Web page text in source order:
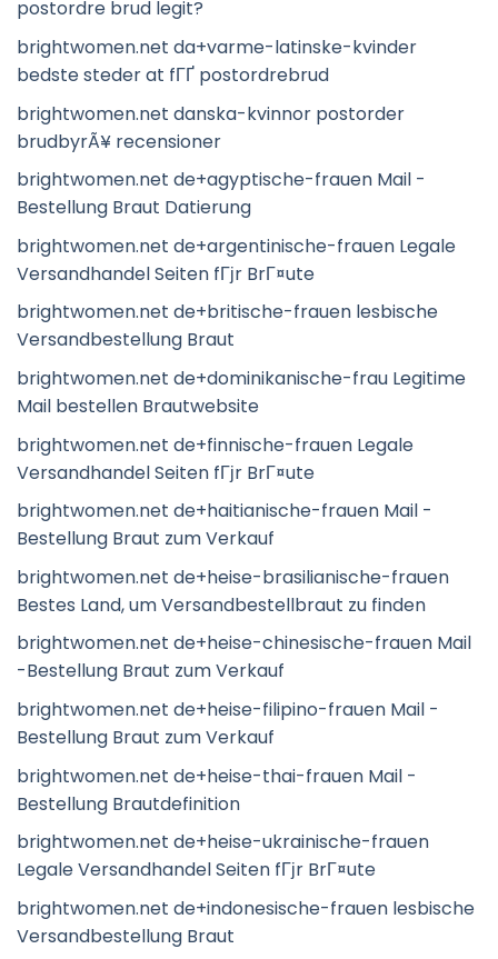
postordre brud legit?
brightwomen.net da+varme-latinske-kvinder
bedste steder at fГҐ postordrebrud
brightwomen.net danska-kvinnor postorder
brudbyrÃ¥ recensioner
brightwomen.net de+agyptische-frauen Mail -
Bestellung Braut Datierung
brightwomen.net de+argentinische-frauen Legale
Versandhandel Seiten fГјr BrГ¤ute
brightwomen.net de+britische-frauen lesbische
Versandbestellung Braut
brightwomen.net de+dominikanische-frau Legitime
Mail bestellen Brautwebsite
brightwomen.net de+finnische-frauen Legale
Versandhandel Seiten fГјr BrГ¤ute
brightwomen.net de+haitianische-frauen Mail -
Bestellung Braut zum Verkauf
brightwomen.net de+heise-brasilianische-frauen
Bestes Land, um Versandbestellbraut zu finden
brightwomen.net de+heise-chinesische-frauen Mail
-Bestellung Braut zum Verkauf
brightwomen.net de+heise-filipino-frauen Mail -
Bestellung Braut zum Verkauf
brightwomen.net de+heise-thai-frauen Mail -
Bestellung Brautdefinition
brightwomen.net de+heise-ukrainische-frauen
Legale Versandhandel Seiten fГјr BrГ¤ute
brightwomen.net de+indonesische-frauen lesbische
Versandbestellung Braut